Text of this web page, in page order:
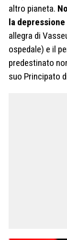
altro pianeta.
la depressione
allegra di
ospedale) e il
predestinato
suo Principato